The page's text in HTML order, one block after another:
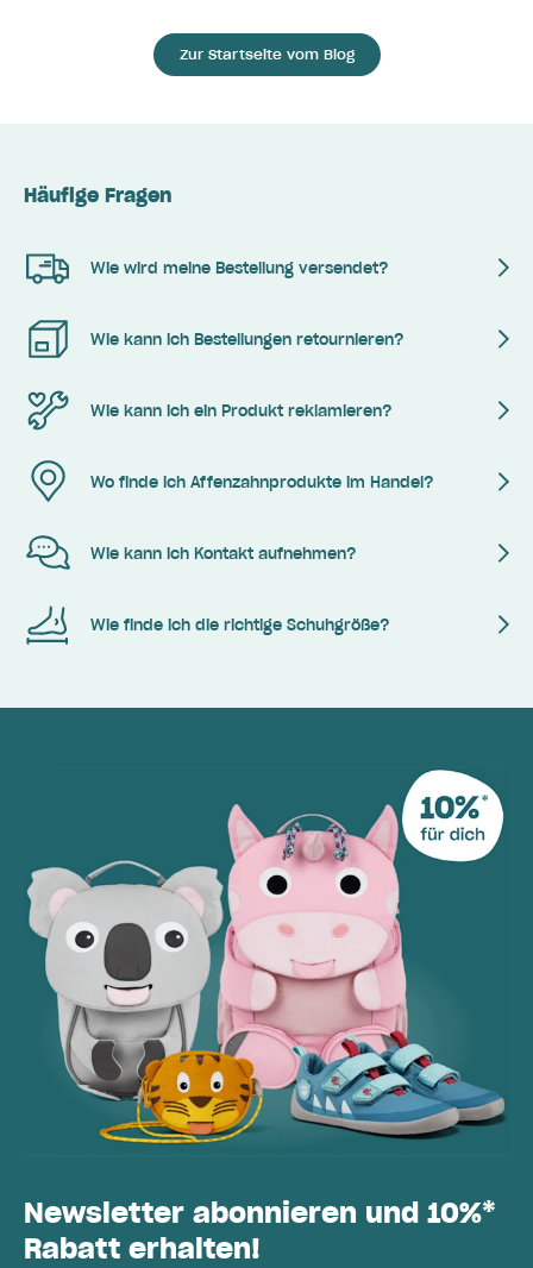
Zur Startseite vom Blog
Häufige Fragen
Wie wird meine Bestellung versendet?
Wie kann ich Bestellungen retournieren?
Wie kann ich ein Produkt reklamieren?
Wo finde ich Affenzahnprodukte im Handel?
Wie kann ich Kontakt aufnehmen?
Wie finde ich die richtige Schuhgröße?
Newsletter abonnieren und 10%*
Rabatt erhalten!